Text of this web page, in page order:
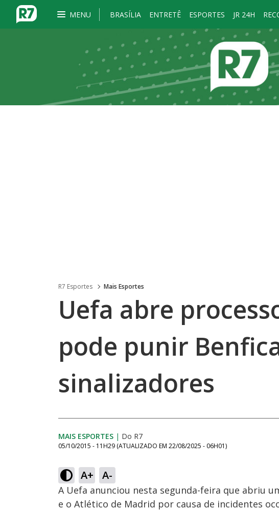
MENU BRASÍLIA ENTRETÊ ESPORTES JR 24H
R7 Esportes Mais Esportes
Uefa abre
pode punir
sinalizadores
MAIS ESPORTES | Do R7
05/10/2015 - 11H29 (ATUALIZADO EM 22/08/2025 - 06H01)
A+ A-
A Uefa anunciou nesta segunda-feira que abriu
e o Atlético de Madrid por causa de incidentes